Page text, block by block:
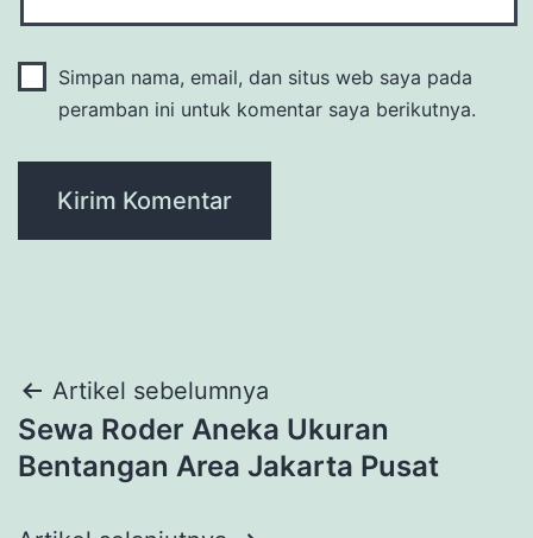
Simpan nama, email, dan situs web saya pada
peramban ini untuk komentar saya berikutnya.
Navigasi
pos
Artikel sebelumnya
Sewa Roder Aneka Ukuran
Bentangan Area Jakarta Pusat